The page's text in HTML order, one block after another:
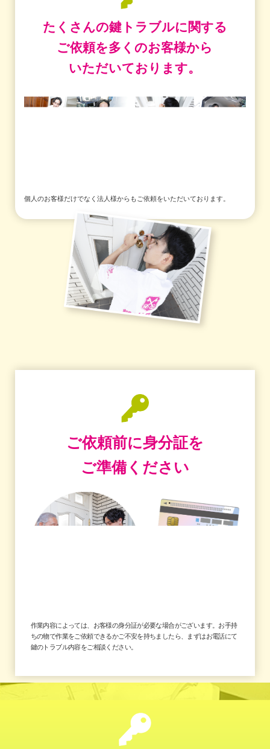
たくさんの鍵トラブルに関する
ご依頼を多くのお客様から
いただいております。
個人のお客様だけでなく法人様からもご依頼をいただいております。
ご依頼前に身分証を
ご準備ください
作業内容によっては、お客様の身分証が必要な場合がございます。お手持
ちの物で作業をご依頼できるかご不安を持ちましたら、まずはお電話にて
鍵のトラブル内容をご相談ください。